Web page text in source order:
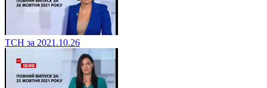
ТСН за 2021.10.26